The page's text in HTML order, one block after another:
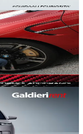
del lungo